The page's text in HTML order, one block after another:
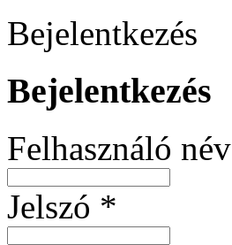
Bejelentkezés
Bejelentkezés
Felhasználó név
Jelszó *